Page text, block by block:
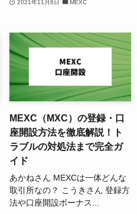
2021年11月6日 MEXC
MEXC（MXC）の登録・口
座開設方法を徹底解説！ト
ラブルの対処法まで完全ガ
イド
あかねさん MEXCは一体どんな
取引所なの？ こうきさん 登録方
法や口座開設ボーナス...